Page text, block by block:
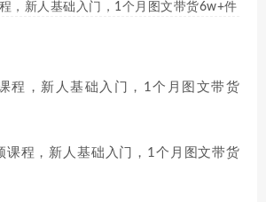
，新人基础入门，1个月图文带货6w+件
程，新人基础入门，1个月图文带货